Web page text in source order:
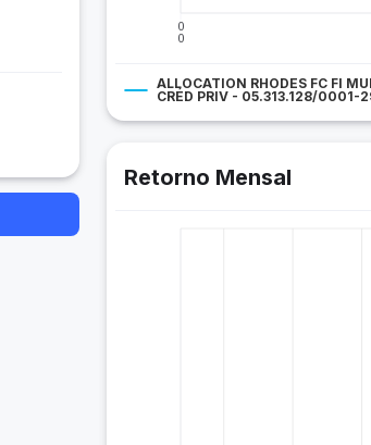
0
0
ALLOCATION RHODES FC FI
CRÉD PRIV - 05.313.128/0001-
Retorno Mensal